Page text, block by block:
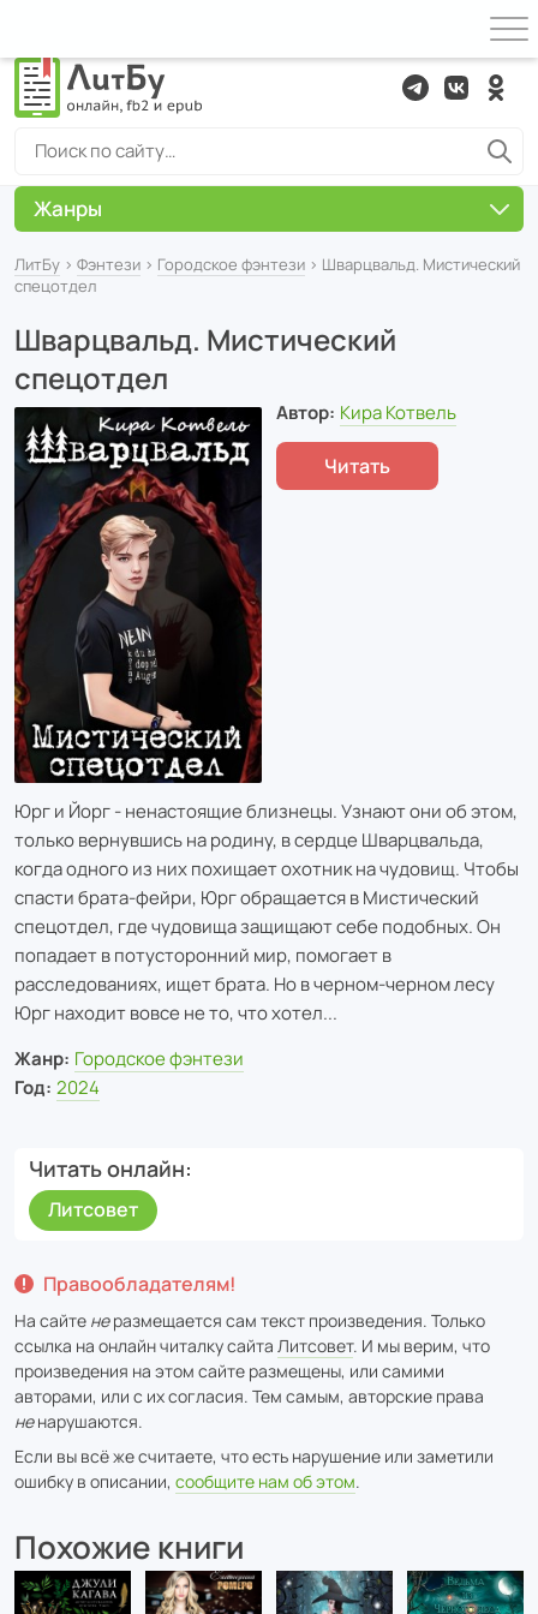
ЛитБу › Фэнтези › Городское фэнтези › Шварцвальд. Мистический
спецотдел
Шварцвальд. Мистический
спецотдел
Автор: Кира Котвель
Читать
Юрг и Йорг - ненастоящие близнецы. Узнают они об этом,
только вернувшись на родину, в сердце Шварцвальда,
когда одного из них похищает охотник на чудовищ. Чтобы
спасти брата-фейри, Юрг обращается в Мистический
спецотдел, где чудовища защищают себе подобных. Он
попадает в потусторонний мир, помогает в
расследованиях, ищет брата. Но в черном-черном лесу
Юрг находит вовсе не то, что хотел...
Жанр: Городское фэнтези
Год: 2024
Читать онлайн
Литсовет
Правообладателям!
На сайте неразмещается сам текст произведения. Только
ссылка на онлайн читалку сайта Литсовет. И мы верим, что
произведения на этом сайте размещены, или самими
авторами, или с их согласия. Тем самым, авторские права
ненарушаются.
Если вы всё же считаете, что есть нарушение или заметили
ошибку в описании, сообщите нам об этом.
Похожие книги
Жанры